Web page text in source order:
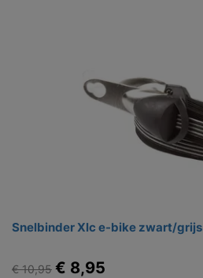
Snelbinder Xlc e-bike zwart/grijs
€ 10,95 € 8,95